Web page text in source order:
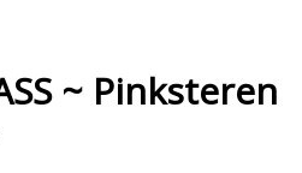
~ Pinksteren